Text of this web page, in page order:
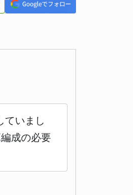
ていまし
成の必要